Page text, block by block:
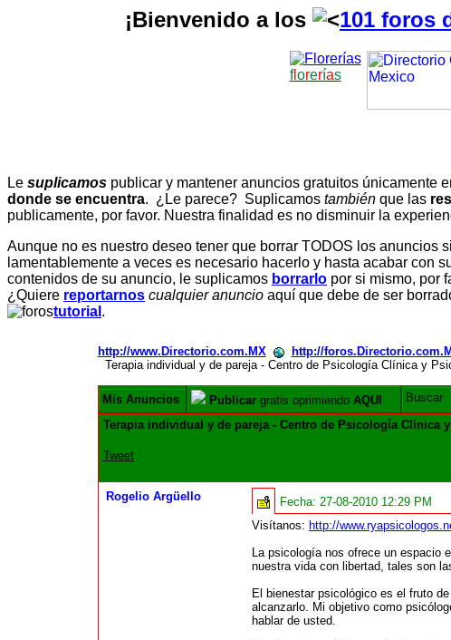
¡Bienvenido a los 101 foros
florerías
Le suplicamos publicar y mantener anuncios gratuitos únicamente
donde se encuentra. ¿Le parece? Suplicamos también que las
publicamente, por favor. Nuestra finalidad es no disminuir la
Aunque no es nuestro deseo tener que borrar TODOS los
lamentablemente a veces es necesario hacerlo y hasta acabar con
contenidos de su anuncio, le suplicamos borrarlo por si mismo, por
¿Quiere reportarnos cualquier anuncio aquí que debe de ser
tutorial .
http://www.Directorio.com.MX http://
Terapia individual y de pareja - Centro de Psicología Clínica y
Mis Anuncios Publicargratis oprimiendo AQUI Buscar
Terapia individual y de pareja - Centro de Psicología Clínica
Tweet
Rogelio Argüello Fecha: 27-08-2010 12:29 PM
Visítanos: http://
La psicología nos ofrece un espacio
nuestra vida con libertad, tales son
El bienestar psicológico es el fruto
alcanzarlo. Mi objetivo como
hablar de usted.